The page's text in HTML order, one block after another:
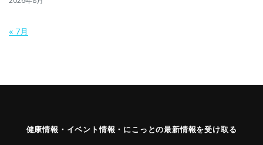
« 7月
健康情報・イベント情報・にこっとの最新情報を受け取る